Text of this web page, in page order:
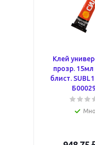
Клей
прозр.
блист.